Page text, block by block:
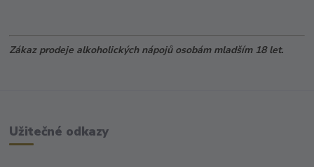
Zákaz prodeje alkoholických nápojů osobám mladším 18 let.
Užitečné odkazy